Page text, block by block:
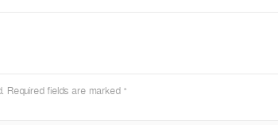
Required fields are marked *